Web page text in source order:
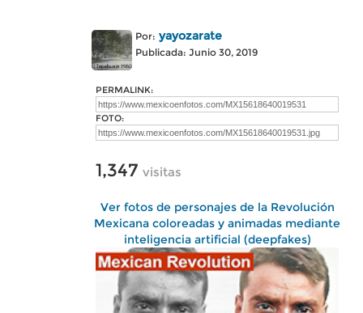
Por: yayozarate
Publicada: Junio 30, 2019
PERMALINK:
FOTO:
1,347 visitas
Ver fotos de personajes de la Revolución
Mexicana coloreadas y animadas mediante
inteligencia artificial (deepfakes)